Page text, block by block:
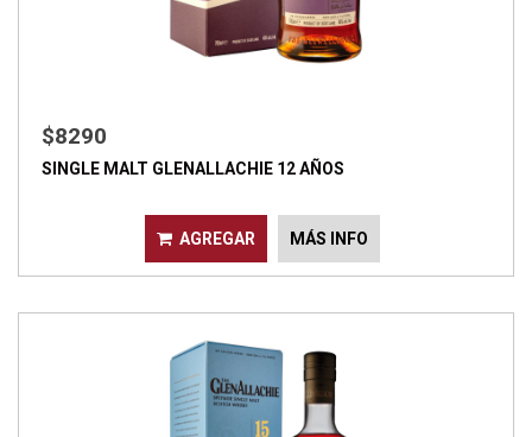
$8290
SINGLE MALT GLENALLACHIE 12 AÑOS
AGREGAR MÁS INFO